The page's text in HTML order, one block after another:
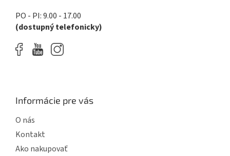
PO - PI: 9.00 - 17.00
(dostupný telefonicky)
Informácie pre vás
O nás
Kontakt
Ako nakupovať